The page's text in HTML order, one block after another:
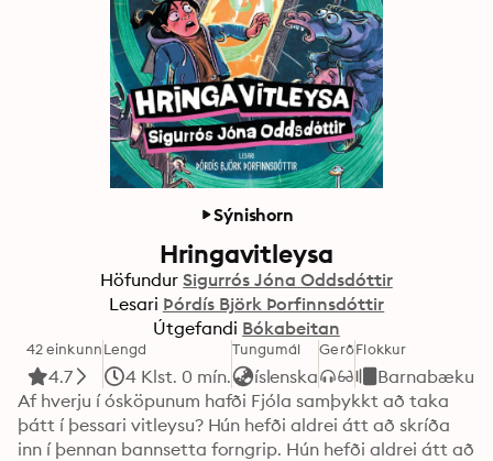
Sýnishorn
Hringavitleysa
Höfundur Sigurrós Jóna Oddsdóttir
Lesari Þórdís Björk Þorfinnsdóttir
Útgefandi Bókabeitan
42 einkunn
4.7
Lengd
4 Klst. 0 mín.
Tungumál
íslenska
GerðFlokkur
Barnabækur
Af hverju í ósköpunum hafði Fjóla samþykkt að taka
þátt í þessari vitleysu? Hún hefði aldrei átt að skríða
inn í þennan bannsetta forngrip. Hún hefði aldrei átt að